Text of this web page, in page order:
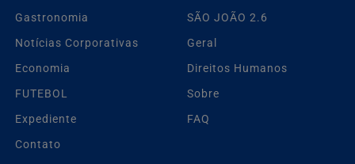
Gastronomia
SÃO JOÃO 2.6
Notícias Corporativas
Geral
Economia
Direitos Humanos
FUTEBOL
Sobre
Expediente
FAQ
Contato